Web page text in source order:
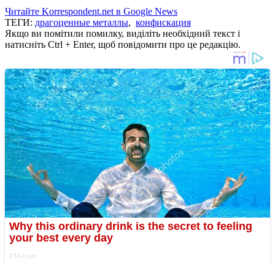
Читайте Korrespondent.net в Google News
ТЕГИ: драгоценные металлы, конфискация
Якщо ви помітили помилку, виділіть необхідний текст і
натисніть Ctrl + Enter, щоб повідомити про це редакцію.